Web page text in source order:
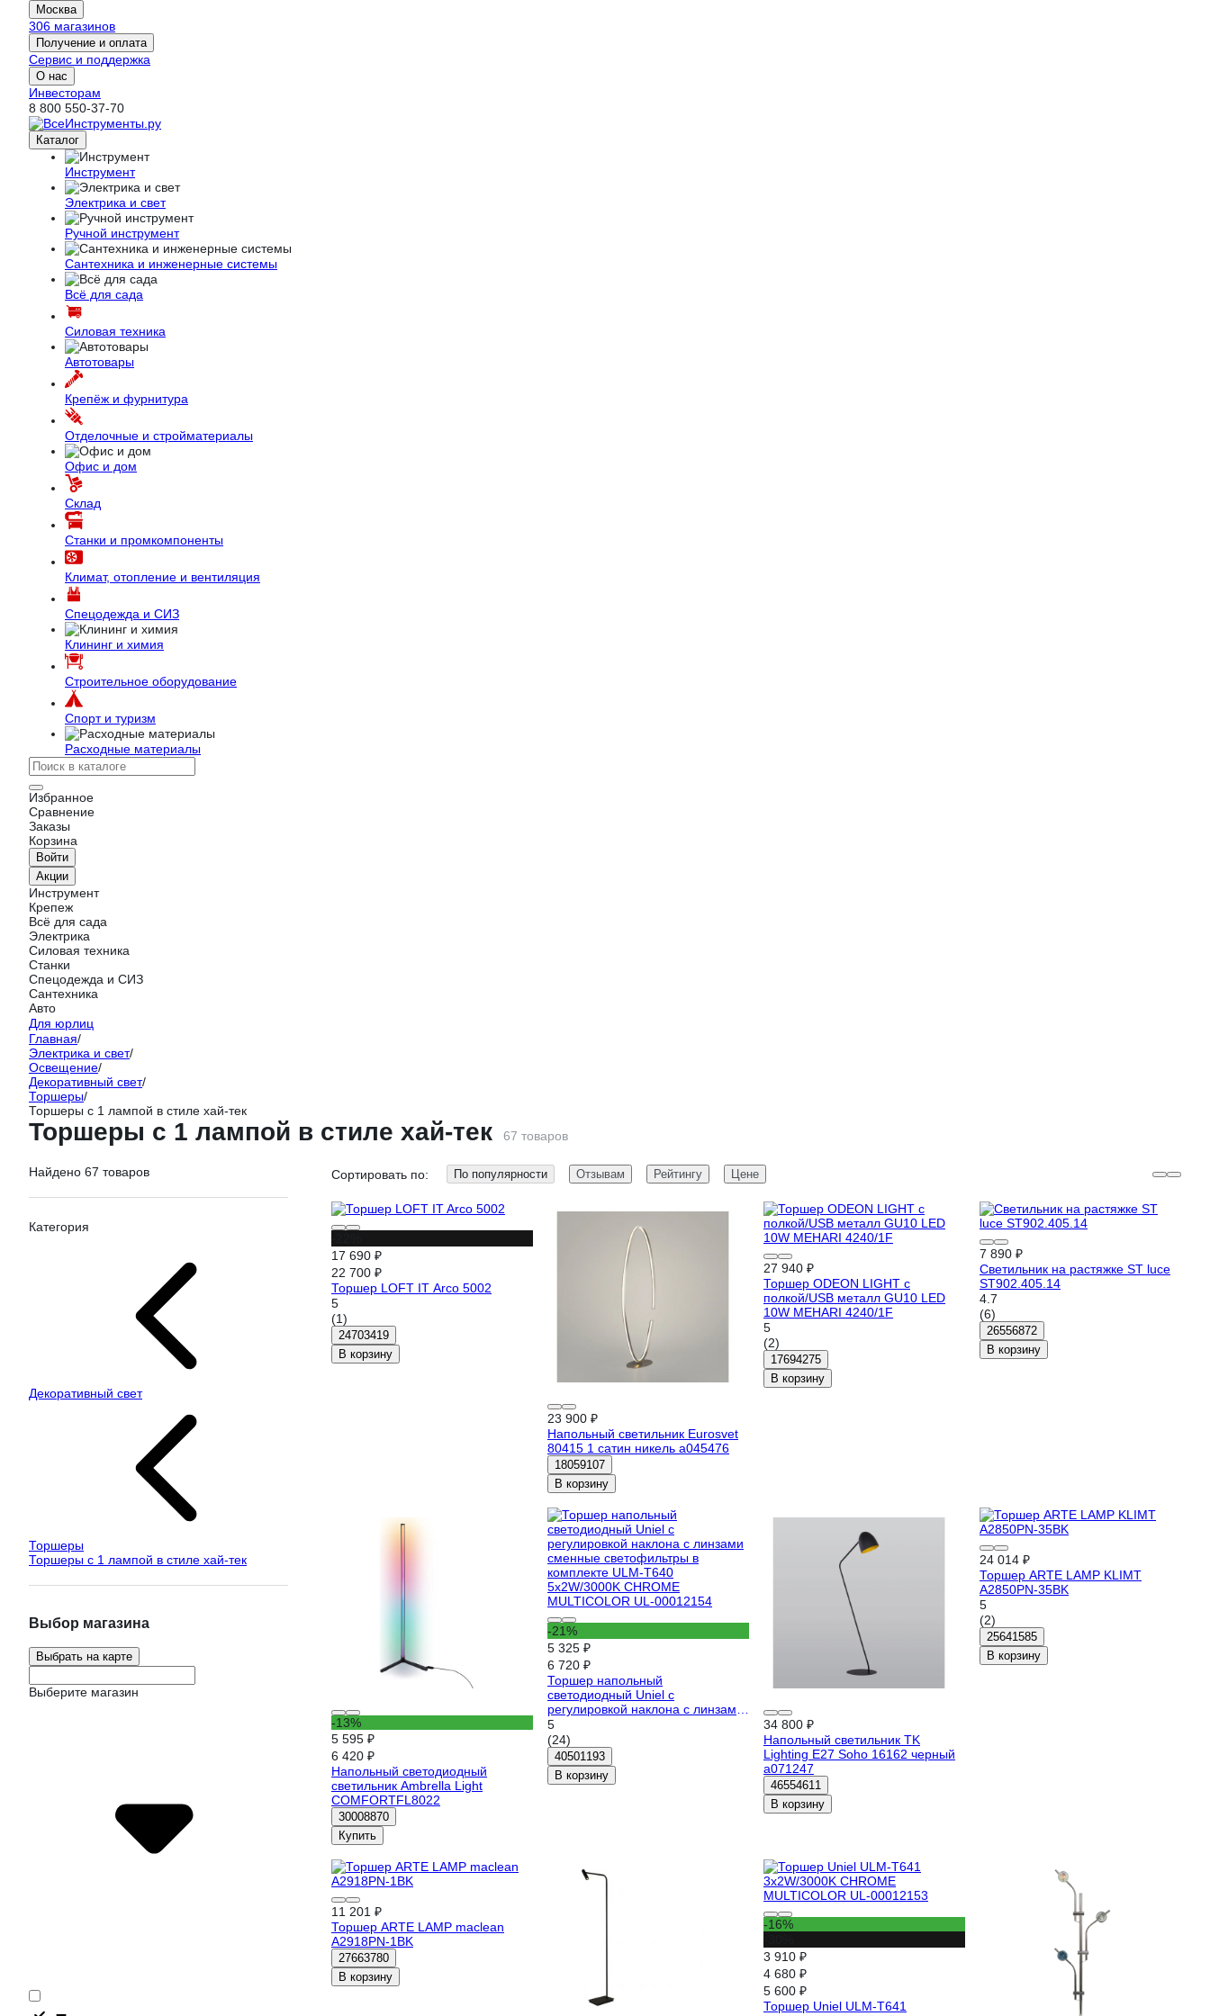
Москва
306 магазинов
Получение и оплата
Сервис и поддержка
О нас
Инвесторам
8 800 550-37-70
Каталог
Инструмент
Электрика и свет
Ручной инструмент
Сантехника и инженерные системы
Всё для сада
Силовая техника
Автотовары
Крепёж и фурнитура
Отделочные и стройматериалы
Офис и дом
Склад
Станки и промкомпоненты
Климат, отопление и вентиляция
Спецодежда и СИЗ
Клининг и химия
Строительное оборудование
Спорт и туризм
Расходные материалы
Избранное
Сравнение
Заказы
Корзина
Войти
Акции
Инструмент
Крепеж
Всё для сада
Электрика
Силовая техника
Станки
Спецодежда и СИЗ
Сантехника
Авто
Для юрлиц
Главная/
Электрика и свет/
Освещение/
Декоративный свет/
Торшеры/
Торшеры с 1 лампой в стиле хай-тек
Торшеры с 1 лампой в стиле хай-тек 67 товаров
Найдено 67 товаров
Категория
Декоративный свет
Торшеры
Торшеры с 1 лампой в стиле хай-тек
Выбор магазина
Выбрать на карте
Выберите магазин
Сортировать по: По популярности Отзывам Рейтингу Цене
17 690 ₽
22 700 ₽
Торшер LOFT IT Arco 5002
5
(1)
24703419
В корзину
23 900 ₽
Напольный светильник Eurosvet
80415 1 сатин никель a045476
18059107
В корзину
27 940 ₽
Торшер ODEON LIGHT с
полкой/USB металл GU10 LED
10W MEHARI 4240/1F
5
(2)
17694275
В корзину
7 890 ₽
Светильник на растяжке ST luce
ST902.405.14
4.7
(6)
26556872
В корзину
-13%
5 595 ₽
6 420 ₽
Напольный светодиодный
светильник Ambrella Light
COMFORTFL8022
30008870
Купить
-21%
5 325 ₽
6 720 ₽
Торшер напольный
светодиодный Uniel c
регулировкой наклона с линзами
сменные светофильтры в
комплекте ULM-T640
5x2W/3000K CHROME
MULTICOLOR UL-00012154
5
(24)
40501193
В корзину
34 800 ₽
Напольный светильник TK
Lighting E27 Soho 16162 черный
a071247
46554611
В корзину
24 014 ₽
Торшер ARTE LAMP KLIMT
A2850PN-35BK
5
(2)
25641585
В корзину
11 201 ₽
Торшер ARTE LAMP maclean
A2918PN-1BK
27663780
В корзину
-16%
3 910 ₽
4 680 ₽
5 600 ₽
Торшер Uniel ULM-T641